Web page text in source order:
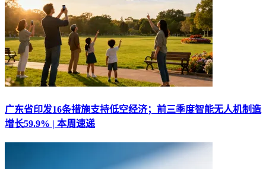
广东省印发16条措施支持低空经济；前三季度智能无人机制造
增长59.9% | 本周速递